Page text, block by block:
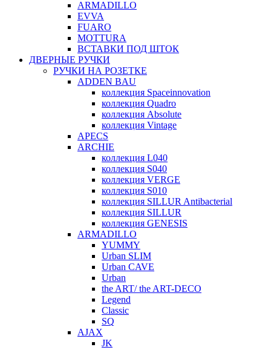
ARMADILLO
EVVA
FUARO
MOTTURA
ВСТАВКИ ПОД ШТОК
ДВЕРНЫЕ РУЧКИ
РУЧКИ НА РОЗЕТКЕ
ADDEN BAU
коллекция Spaceinnovation
коллекция Quadro
коллекция Absolute
коллекция Vintage
APECS
ARCHIE
коллекция L040
коллекция S040
коллекция VERGE
коллекция S010
коллекция SILLUR Antibacterial
коллекция SILLUR
коллекция GENESIS
ARMADILLO
YUMMY
Urban SLIM
Urban CAVE
Urban
the ART/ the ART-DECO
Legend
Classic
SQ
AJAX
JK